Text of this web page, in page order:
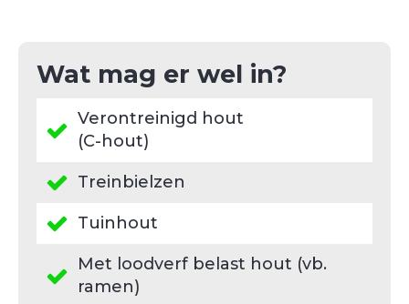
Wat mag er wel in?
Verontreinigd hout
(C-hout)
Treinbielzen
Tuinhout
Met loodverf belast hout (vb.
ramen)